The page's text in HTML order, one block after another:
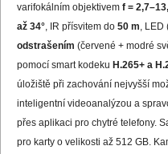
varifokálním objektivem f =
až 34° , IR přísvitem do 50 m ,
odstrašením (červené + modré
pomocí smart kodeku H.265+ a
úložiště při zachování nejvyšší
inteligentní videoanalýzou a
přes aplikaci pro chytré telefony.
pro karty o velikosti až 512 GB.